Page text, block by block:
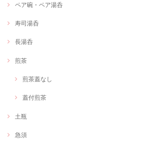
ペア碗・ペア湯呑
寿司湯呑
長湯呑
煎茶
煎茶蓋なし
蓋付煎茶
土瓶
急須